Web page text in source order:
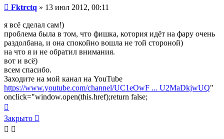
Сообщение
Fktrctq » 13 июл 2012, 00:11
я всё сделал сам!)
проблема была в том, что фишка, котория идёт на фару очень
раздолбана, и она спокойно вошла не той стороной)
на что я и не обратил внимания.
вот и всё)
всем спасибо.
Заходите на мой канал на YouTube
https://www.youtube.com/channel/UC1eOwF ... U2MaDkjwUQ"
onclick="window.open(this.href);return false;
началу
Закрыто